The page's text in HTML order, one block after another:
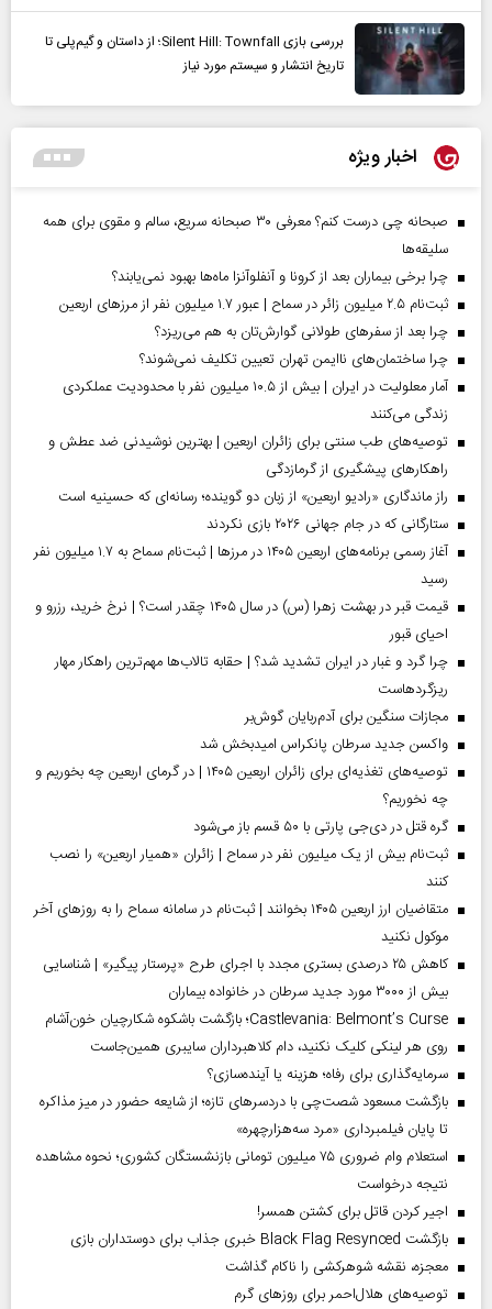
بررسی بازی Silent Hill: Townfall؛ از داستان و گیم‌پلی تا
تاریخ انتشار و سیستم مورد نیاز
اخبار ویژه
صبحانه چی درست کنم؟ معرفی ۳۰ صبحانه سریع، سالم و مقوی برای همه
سلیقه‌ها
چرا برخی بیماران بعد از کرونا و آنفلوآنزا ماه‌ها بهبود نمی‌یابند؟
ثبت‌نام ۲.۵ میلیون زائر در سماح | عبور ۱.۷ میلیون نفر از مرز‌های اربعین
چرا بعد از سفرهای طولانی گوارش‌تان به هم می‌ریزد؟
چرا ساختمان‌های ناایمن تهران تعیین تکلیف نمی‌شوند؟
آمار معلولیت در ایران | بیش از ۱۰.۵ میلیون نفر با محدودیت عملکردی
زندگی می‌کنند
توصیه‌های طب سنتی برای زائران اربعین | بهترین نوشیدنی ضد عطش و
راهکارهای پیشگیری از گرمازدگی
راز ماندگاری «رادیو اربعین» از زبان دو گوینده؛ رسانه‌ای که حسینیه است
ستارگانی که در جام جهانی ۲۰۲۶ بازی نکردند
آغاز رسمی برنامه‌های اربعین ۱۴۰۵ در مرز‌ها | ثبت‌نام سماح به ۱.۷ میلیون نفر
رسید
قیمت قبر در بهشت زهرا (س) در سال ۱۴۰۵ چقدر است؟ | نرخ خرید، رزرو و
احیای قبور
چرا گرد و غبار در ایران تشدید شد؟ | حقابه تالاب‌ها مهم‌ترین راهکار مهار
ریزگردهاست
مجازات سنگین برای آدم‌ربایان گوش‌بر
واکسن جدید سرطان پانکراس امیدبخش شد
توصیه‌های تغذیه‌ای برای زائران اربعین ۱۴۰۵ | در گرمای اربعین چه بخوریم و
چه نخوریم؟
گره قتل در دی‌جی پارتی با ۵۰ قسم باز می‌شود
ثبت‌نام بیش از یک میلیون نفر در سماح | زائران «همیار اربعین» را نصب
کنند
متقاضیان ارز اربعین ۱۴۰۵ بخوانند | ثبت‌نام در سامانه سماح را به روز‌های آخر
موکول نکنید
کاهش ۲۵ درصدی بستری مجدد با اجرای طرح «پرستار پیگیر» | شناسایی
بیش از ۳۰۰۰ مورد جدید سرطان در خانواده بیماران
Castlevania: Belmont’s Curse؛ بازگشت باشکوه شکارچیان خون‌آشام
روی هر لینکی کلیک نکنید، دام کلاهبرداران سایبری همین‌جاست
سرمایه‌گذاری برای رفاه؛ هزینه یا آینده‌سازی؟
بازگشت مسعود شصت‌چی با دردسر‌های تازه؛ از شایعه حضور در میز مذاکره
تا پایان فیلمبرداری «مرد سه‌هزارچهره»
استعلام وام ضروری ۷۵ میلیون تومانی بازنشستگان کشوری؛ نحوه مشاهده
نتیجه درخواست
اجیر کردن قاتل برای کشتن همسر!
بازگشت Black Flag Resynced خبری جذاب برای دوستداران بازی
معجزه، نقشه شوهرکشی را ناکام گذاشت
توصیه‌های هلال‌احمر برای روز‌های گرم